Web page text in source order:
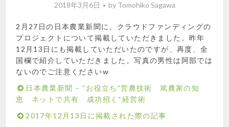
2018年3月6日 by Tomohiko Sagawa
2月27日の日本農業新聞に、クラウドファンディングの
プロジェクトについて掲載していただきました。昨年
12月13日にも掲載していただいたのですが、再度、全
国欄で紹介していただきました。写真の男性は阿部では
ないのでご注意くださいw
日本農業新聞 – “お役立ち”営農技術 篤農家の知
恵 ネットで共有 成功招く“経営術
2017年12月13日に掲載された際の記事